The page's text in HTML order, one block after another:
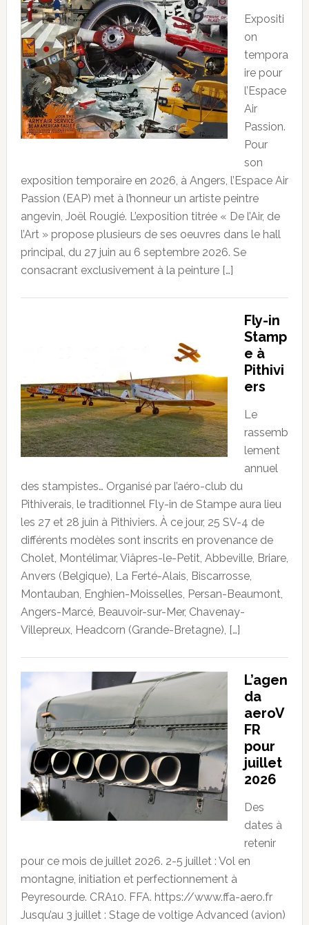
Expositi
on
tempora
ire pour
l’Espace
Air
Passion.
Pour
son
exposition temporaire en 2026, à Angers, l’Espace Air
Passion (EAP) met à l’honneur un artiste peintre
angevin, Joël Rougié. L’exposition titrée « De l’Air, de
l’Art » propose plusieurs de ses oeuvres dans le hall
principal, du 27 juin au 6 septembre 2026. Se
consacrant exclusivement à la peinture […]
Fly-in
Stamp
e à
Pithivi
ers
Le
rassemb
lement
annuel
des stampistes… Organisé par l’aéro-club du
Pithiverais, le traditionnel Fly-in de Stampe aura lieu
les 27 et 28 juin à Pithiviers. À ce jour, 25 SV-4 de
différents modèles sont inscrits en provenance de
Cholet, Montélimar, Viâpres-le-Petit, Abbeville, Briare,
Anvers (Belgique), La Ferté-Alais, Biscarrosse,
Montauban, Enghien-Moisselles, Persan-Beaumont,
Angers-Marcé, Beauvoir-sur-Mer, Chavenay-
Villepreux, Headcorn (Grande-Bretagne), […]
L’agen
da
aeroV
FR
pour
juillet
2026
Des
dates à
retenir
pour ce mois de juillet 2026. 2-5 juillet : Vol en
montagne, initiation et perfectionnement à
Peyresourde. CRA10. FFA. https://www.ffa-aero.fr
Jusqu’au 3 juillet : Stage de voltige Advanced (avion)